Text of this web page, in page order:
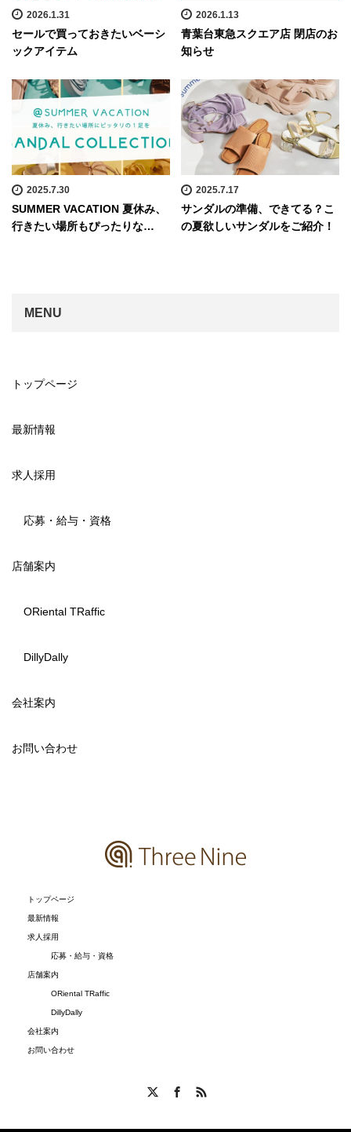
2026.1.31
セールで買っておきたいベーシ
ックアイテム
2026.1.13
青葉台東急スクエア店 閉店のお
知らせ
2025.7.30
SUMMER VACATION 夏休み、
行きたい場所もぴったりな…
2025.7.17
サンダルの準備、できてる？こ
の夏欲しいサンダルをご紹介！
MENU
トップページ
最新情報
求人採用
応募・給与・資格
店舗案内
ORiental TRaffic
DillyDally
会社案内
お問い合わせ
トップページ
最新情報
求人採用
応募・給与・資格
店舗案内
ORiental TRaffic
DillyDally
会社案内
お問い合わせ
Facebook